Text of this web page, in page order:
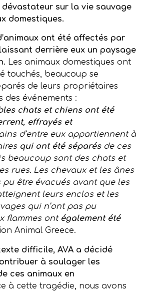
dévastateur sur la vie sauvage
domestiques.
ont été affectés par
derrière eux un paysage
Les animaux domestiques ont
touchés, beaucoup se
de leurs propriétaires
des événements :
chats et chiens ont été
effrayés et
d’entre eux appartiennent à
qui ont été séparésde ces
beaucoup sont des chats et
rues. Les chevaux et les ânes
pu être évacués avant que les
leurs enclos et les
qui n’ont pas pu
flammes ont également été
Animal Greece.
difficile, AVA a décidé
à soulager les
ces animaux en
à cette tragédie, nous avons